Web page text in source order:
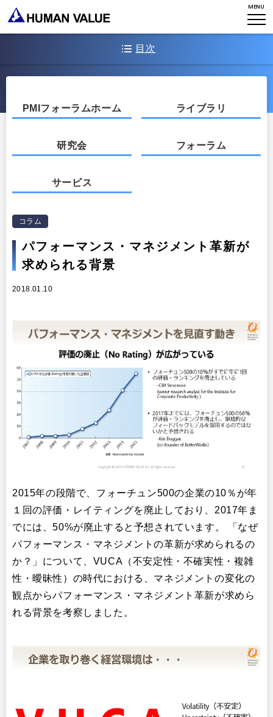
MENU
会社概要
研究員紹介
会社からのお知らせ
プライバシーポリシー
WHAT WE DO
タレント開発
PMI
イベント・セミナー
お知らせ
リサーチ
出版
その他
CONTACT
目次
「人・人・人」の時代と書いていますが
PMIフォーラムホーム ライブラリ
研究会 フォーラム
サービス
コラム
パフォーマンス・マネジメント革新が
求められる背景
2018.01.10
2015年の段階で、フォーチュン500の企業の10％が年
１回の評価・レイティングを廃止しており、2017年ま
でには、50%が廃止すると予想されています。 「なぜ
パフォーマンス・マネジメントの革新が求められるの
か？」について、VUCA（不安定性・不確実性・複雑
性・曖昧性）の時代における、マネジメントの変化の
観点からパフォーマンス・マネジメント革新が求めら
れる背景を考察しました。